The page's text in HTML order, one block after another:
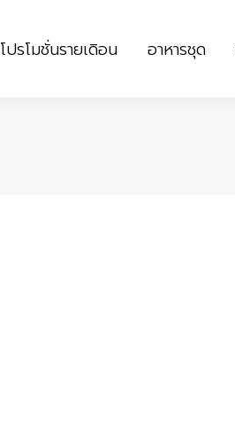
โปรโมชั่นรายเดิอน อาหารชุด
โปรโมชั่นรายเดิอน